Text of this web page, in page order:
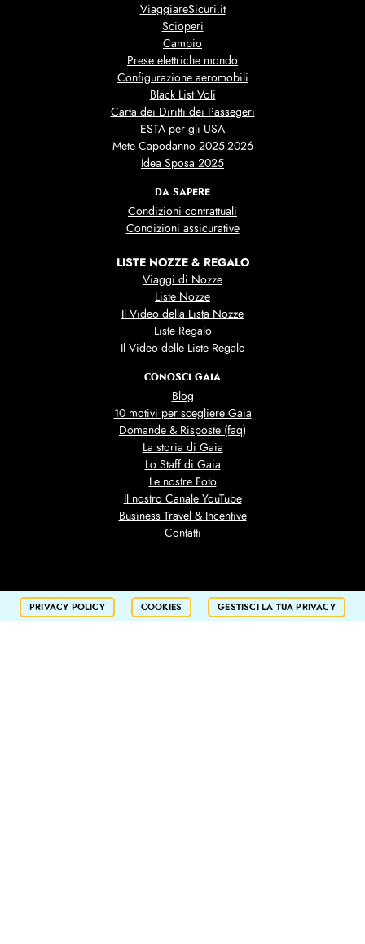
ViaggiareSicuri.it
Scioperi
Cambio
Prese elettriche mondo
Configurazione aeromobili
Black List Voli
Carta dei Diritti dei Passegeri
ESTA per gli USA
Mete Capodanno 2025-2026
Idea Sposa 2025
DA SAPERE
Condizioni contrattuali
Condizioni assicurative
LISTE NOZZE & REGALO
Viaggi di Nozze
Liste Nozze
Il Video della Lista Nozze
Liste Regalo
Il Video delle Liste Regalo
CONOSCI GAIA
Blog
10 motivi per scegliere Gaia
Domande & Risposte (faq)
La storia di Gaia
Lo Staff di Gaia
Le nostre Foto
Il nostro Canale YouTube
Business Travel & Incentive
Contatti
PRIVACY POLICY COOKIES GESTISCI LA TUA PRIVACY